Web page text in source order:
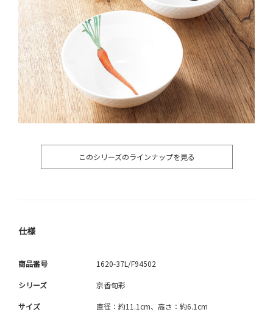
このシリーズのラインナップを見る
仕様
商品番号 1620-37L/F94502
シリーズ 京香旬彩
サイズ 直径：約11.1cm、高さ：約6.1cm